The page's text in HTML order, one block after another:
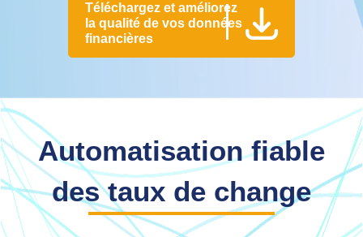
Téléchargez et améliorez
la qualité de vos données
financières
Automatisation fiable
des taux de change